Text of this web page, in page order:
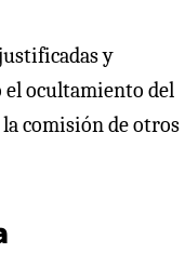
y
el ocultamiento del
comisión de otros